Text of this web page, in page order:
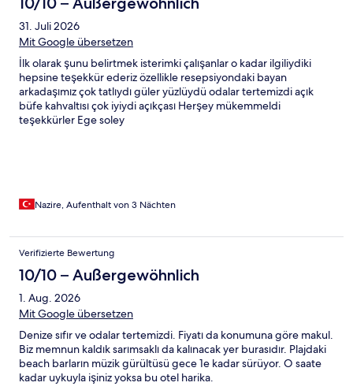
31. Juli 2026
Mit Google übersetzen
İlk olarak şunu belirtmek isterimki çalışanlar o kadar ilgiliydiki
hepsine teşekkür ederiz özellikle resepsiyondaki bayan
arkadaşımız çok tatlıydı güler yüzlüydü odalar tertemizdi açık
büfe kahvaltısı çok iyiydi açıkçası Herşey mükemmeldi
teşekkürler Ege soley
Nazire, Aufenthalt von 3 Nächten
Verifizierte Bewertung
10/10 – Außergewöhnlich
1. Aug. 2026
Mit Google übersetzen
Denize sıfır ve odalar tertemizdi. Fiyatı da konumuna göre makul.
Biz memnun kaldık sarımsaklı da kalınacak yer burasıdır. Plajdaki
beach barların müzik gürültüsü gece 1e kadar sürüyor. O saate
kadar uykuyla işiniz yoksa bu otel harika.